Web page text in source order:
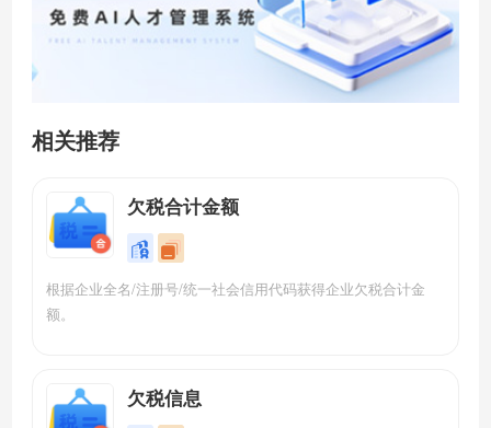
相关推荐
欠税合计金额
根据企业全名/注册号/统一社会信用代码获得企业欠税合计金
额。
欠税信息